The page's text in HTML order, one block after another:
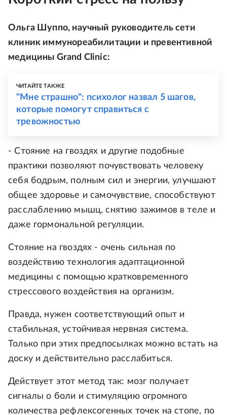
Ольга Шуппо, научный руководитель сети
клиник иммунореабилитации и превентивной
медицины Grand Clinic:
ЧИТАЙТЕ ТАКЖЕ
"Мне страшно": психолог назвал 5 шагов,
которые помогут справиться с
тревожностью
- Стояние на гвоздях и другие подобные
практики позволяют почувствовать человеку
себя бодрым, полным сил и энергии, улучшают
общее здоровье и самочувствие, способствуют
расслаблению мышц, снятию зажимов в теле и
даже гормональной регуляции.
Стояние на гвоздях - очень сильная по
воздействию технология адаптационной
медицины с помощью кратковременного
стрессового воздействия на организм.
Правда, нужен соответствующий опыт и
стабильная, устойчивая нервная система.
Только при этих предпосылках можно встать на
доску и действительно расслабиться.
Действует этот метод так: мозг получает
сигналы о боли и стимуляцию огромного
количества рефлексогенных точек на стопе, по